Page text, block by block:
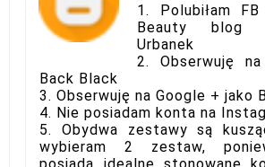
1. Polubiłam
Beauty blog
Urbanek
2. Obserwuję
Back Black
3. Obserwuję na Google + jako
4. Nie posiadam konta na
5. Obydwa zestawy są
wybieram 2 zestaw,
posiada idealne stonowane